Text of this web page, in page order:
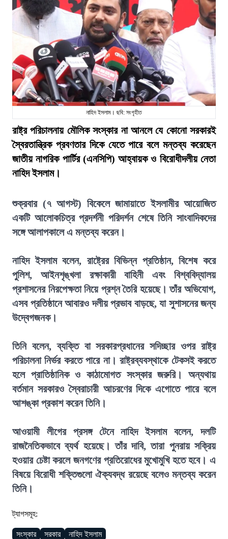
নাহিদ ইসলাম। ছবি: সংগৃহীত
রাষ্ট্র পরিচালনায় মৌলিক সংস্কার না আনলে যে কোনো সরকারই
স্বৈরতান্ত্রিক প্রবণতার দিকে যেতে পারে বলে মন্তব্য করেছেন
জাতীয় নাগরিক পার্টির (এনসিপি) আহ্বায়ক ও বিরোধীদলীয় নেতা
নাহিদ ইসলাম।
শুক্রবার (৭ আগস্ট) বিকেলে জামায়াতে ইসলামীর আয়োজিত
একটি আলোকচিত্র প্রদর্শনী পরিদর্শন শেষে তিনি সাংবাদিকদের
সঙ্গে আলাপকালে এ মন্তব্য করেন।
নাহিদ ইসলাম বলেন, রাষ্ট্রের বিভিন্ন প্রতিষ্ঠান, বিশেষ করে
পুলিশ, আইনশৃঙ্খলা রক্ষাকারী বাহিনী এবং বিশ্ববিদ্যালয়
প্রশাসনের নিরপেক্ষতা নিয়ে প্রশ্ন তৈরি হয়েছে। তাঁর অভিযোগ,
এসব প্রতিষ্ঠানে আবারও দলীয় প্রভাব বাড়ছে, যা সুশাসনের জন্য
উদ্বেগজনক।
তিনি বলেন, ব্যক্তি বা সরকারপ্রধানের সদিচ্ছার ওপর রাষ্ট্র
পরিচালনা নির্ভর করতে পারে না। রাষ্ট্রব্যবস্থাকে টেকসই করতে
হলে প্রাতিষ্ঠানিক ও কাঠামোগত সংস্কার জরুরি। অন্যথায়
বর্তমান সরকারও স্বৈরাচারী আচরণের দিকে এগোতে পারে বলে
আশঙ্কা প্রকাশ করেন তিনি।
আওয়ামী লীগের প্রসঙ্গ টেনে নাহিদ ইসলাম বলেন, দলটি
রাজনৈতিকভাবে ব্যর্থ হয়েছে। তাঁর দাবি, তারা পুনরায় সক্রিয়
হওয়ার চেষ্টা করলে জনগণের প্রতিরোধের মুখোমুখি হতে হবে। এ
বিষয়ে বিরোধী শক্তিগুলো ঐক্যবদ্ধ রয়েছে বলেও মন্তব্য করেন
তিনি।
ট্যাগসমূহ:
সংস্কার সরকার নাহিদ ইসলাম